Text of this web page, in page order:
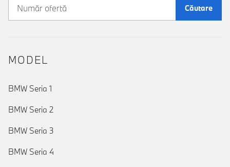
Căutare
MODEL
BMW Seria 1
BMW Seria 2
BMW Seria 3
BMW Seria 4